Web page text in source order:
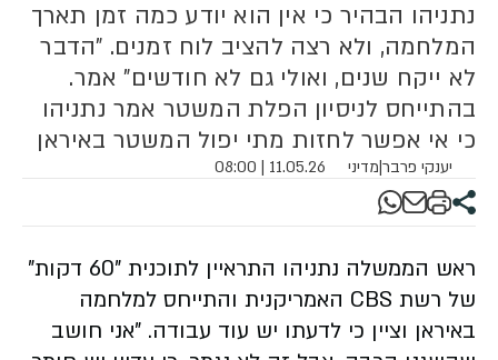
נתניהו הבהיר כי אין הוא יודע כמה זמן תארך
המלחמה, ולא רצה להציב לוח זמנים. "הדבר
לא ייקח שנים, ואולי גם לא חודשים" אמר.
בהתייחס לניסיון הפלת המשטר אמר נתניהו
כי אי אפשר לחזות מתי יפול המשטר באיראן
יענקי פרבר|מדיני 11.05.26 | 08:00
ראש הממשלה נתניהו התראיין לתוכנית "60 דקות"
של רשת CBS האמריקנית והתייחס למלחמה
באיראן וציין כי לדעתו יש עוד עבודה. "אני חושב